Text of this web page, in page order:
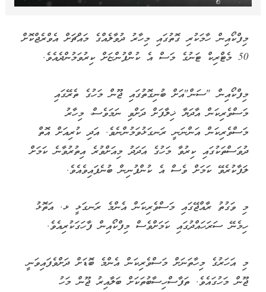
މިފްކޯއިން ހާމަކުރި ގޮތުގައި މިހާރު ދުވާލެއްގެ މައްޗަށް އެވްރެޖްކޮށް
50 މެޓްރިކް ޓަނުގެ މަސް އެ ކުންފުންޏަށް ކިރުވަމުންދެއެވެ.
މިފްކޯއިން "ސަން"އަށް ބުނިގޮތުގައި ޖޫން މަހުގެ ތެރޭގައި
މަސްވެރިކަން އާދަޔާ ޚިލާފަށް ދަށްވި ނަމަވެސް، މިހާރު
މަސްވެރިކަން އަންނަނީ ރަނގަޅުވަމުންނެވެ. އަދި ކުރިއަށް އޮތް
ދުވަސްތަކުގައި ކިރުވާ މަހުގެ އަދަދު މިއަށްވުރެ އިތުރުވާނެ ކަމަށް
ލަފާކުރެވޭ ކަމަށް ވެސް އެ ކުންފުނިން ބުނެފައިވެއެވެ.
މި ވަގުތު ރާއްޖޭގައި މަސްވެރިކަން އެންމެ ރަނގަޅީ ޅ. އަތޮޅު
ހިމެނޭ ސަރަހައްދުގައި ކަމަށްވެސް މިފްކޯއިން ފާހަގަކުރިއެވެ.
މި އަހަރުގެ މިހާތަނަށް މަސްވެރިކަން އެންމެ ބޮޑަށް ދަށްވެފައިވަނީ
ޖޫން މަހުގައެވެ. ތަފާސްހިސާބުތަކަށް ބަލާއިރު ޖޫން މަހު